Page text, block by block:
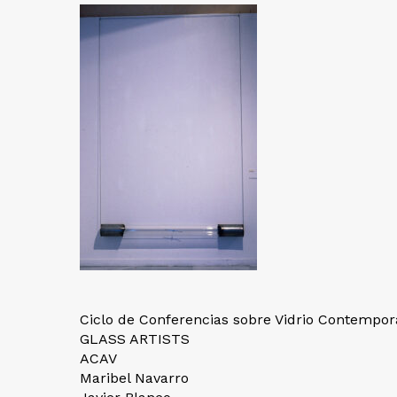
Ciclo de Conferencias sobre Vidrio
GLASS ARTISTS
ACAV
Maribel Navarro